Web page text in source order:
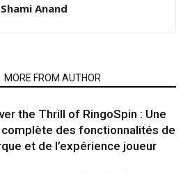
Shami Anand
MORE FROM AUTHOR
the Thrill of RingoSpin : Une
complète des fonctionnalités de
et de l’expérience joueur